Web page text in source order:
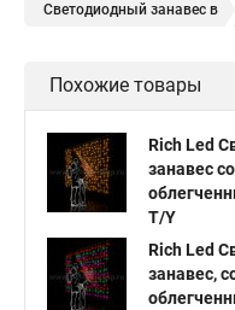
Светодиодный занавес в
Гирлянда дождь занавес
Светодиодные led
Занавес светодиодная
Гирлянда светодиодный
Гирлянды светодиодный
Гирлянда занавес
Похожие товары
Rich Led
занавес
T/Y
Rich Led
занавес,